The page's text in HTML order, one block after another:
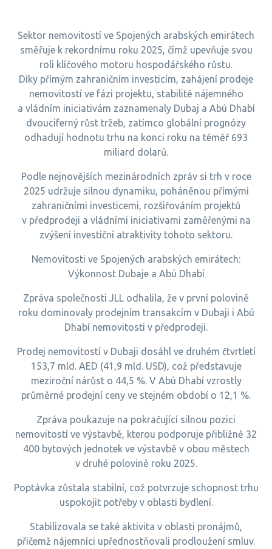
Sektor nemovitostí ve Spojených arabských emirátech
směřuje k rekordnímu roku 2025, čímž upevňuje svou
roli klíčového motoru hospodářského růstu.
Díky přímým zahraničním investicím, zahájení prodeje
nemovitostí ve fázi projektu, stabilitě nájemného
a vládním iniciativám zaznamenaly Dubaj a Abú Dhabí
dvouciferný růst tržeb, zatímco globální prognózy
odhadují hodnotu trhu na konci roku na téměř 693
miliard dolarů.
Podle nejnovějších mezinárodních zpráv si trh v roce
2025 udržuje silnou dynamiku, poháněnou přímými
zahraničními investicemi, rozšiřováním projektů
v předprodeji a vládními iniciativami zaměřenými na
zvýšení investiční atraktivity tohoto sektoru.
Nemovitosti ve Spojených arabských emirátech:
Výkonnost Dubaje a Abú Dhabí
Zpráva společnosti JLL odhalila, že v první polovině
roku dominovaly prodejním transakcím v Dubaji i Abú
Dhabí nemovitosti v předprodeji.
Prodej nemovitostí v Dubaji dosáhl ve druhém čtvrtletí
153,7 mld. AED (41,9 mld. USD), což představuje
meziroční nárůst o 44,5 %. V Abú Dhabí vzrostly
průměrné prodejní ceny ve stejném období o 12,1 %.
Zpráva poukazuje na pokračující silnou pozici
nemovitostí ve výstavbě, kterou podporuje přibližně 32
400 bytových jednotek ve výstavbě v obou městech
v druhé polovině roku 2025.
Poptávka zůstala stabilní, což potvrzuje schopnost trhu
uspokojit potřeby v oblasti bydlení.
Stabilizovala se také aktivita v oblasti pronájmů,
přičemž nájemníci upřednostňovali prodloužení smluv.